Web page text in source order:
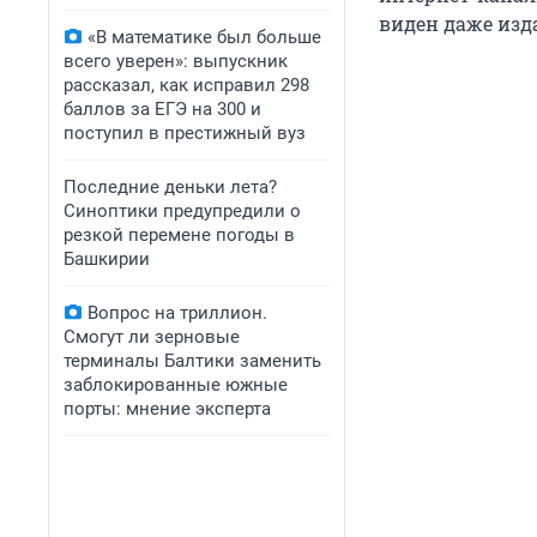
«В математике был больше
всего уверен»: выпускник
рассказал, как исправил 298
баллов за ЕГЭ на 300 и
поступил в престижный вуз
Последние деньки лета?
Синоптики предупредили о
резкой перемене погоды в
Башкирии
Вопрос на триллион.
Смогут ли зерновые
терминалы Балтики заменить
заблокированные южные
порты: мнение эксперта
виден даже